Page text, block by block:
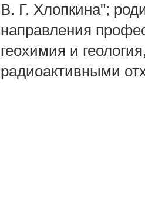
В. Г. Хлопкина";
направления
геохимия и
радиоактивными